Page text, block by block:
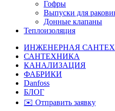
Гофры
Выпуски для
Донные клапаны
Теплоизоляция
ИНЖЕНЕРНАЯ
САНТЕХНИКА
КАНАЛИЗАЦИЯ
ФАБРИКИ
Danfoss
БЛОГ
✉️ Отправить заявку